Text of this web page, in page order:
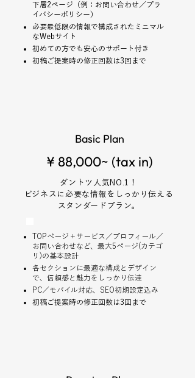
下層2ページ（例：お問い合わせ／プラ
イバシーポリシー）
必要最低限の情報で構成されたミニマル
なWebサイト
初めての方でも安心のサポート付き
​初稿ご提案時の修正回数は3回まで
Basic Plan
¥ 88,000~ (tax in)
ダントツ人気NO.1！
ビジネスに必要な情報をしっかり伝える
スタンダードプラン。
TOPページ＋サービス／プロフィール／
お問い合わせなど、最大5ページ(カテゴ
リ)の基本設計
各セクションに最適な構成とデザイン
で、信頼感と魅力をしっかり伝達
PC／モバイル対応、SEO初期設定込み
​初稿ご提案時の修正回数は3回まで